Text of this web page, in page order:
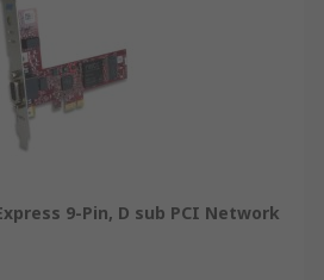
9-Pin, D sub PCI Network